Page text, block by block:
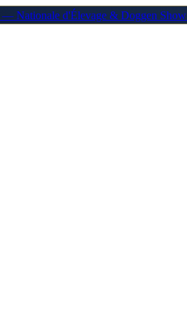
— Nationale d'Élevage & Doggen Show